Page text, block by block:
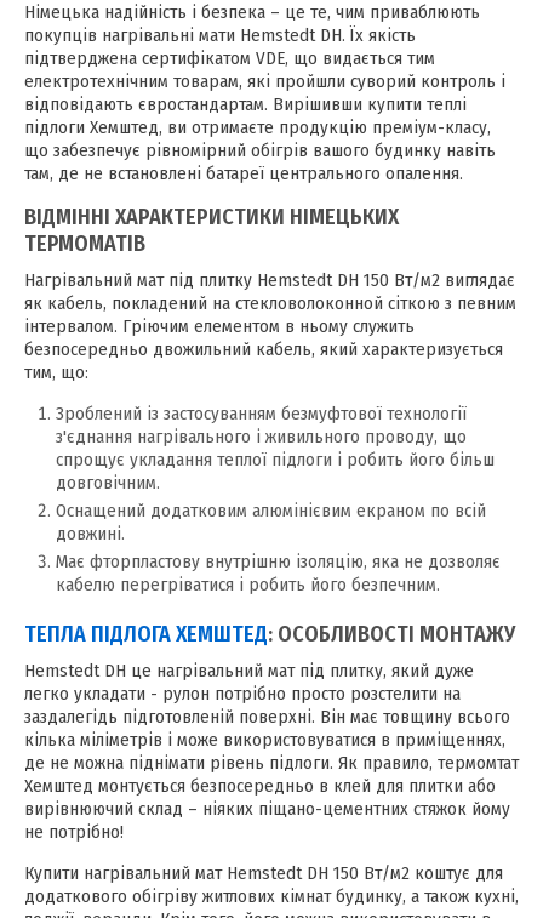
Німецька надійність і безпека – це те, чим приваблюють
покупців нагрівальні мати Hemstedt DH. Їх якість
підтверджена сертифікатом VDE, що видається тим
електротехнічним товарам, які пройшли суворий контроль і
відповідають євростандартам. Вирішивши купити теплі
підлоги Хемштед, ви отримаєте продукцію преміум-класу,
що забезпечує рівномірний обігрів вашого будинку навіть
там, де не встановлені батареї центрального опалення.
ВІДМІННІ ХАРАКТЕРИСТИКИ НІМЕЦЬКИХ
ТЕРМОМАТІВ
Нагрівальний мат під плитку Hemstedt DH 150 Вт/м2 виглядає
як кабель, покладений на стекловолоконной сіткою з певним
інтервалом. Гріючим елементом в ньому служить
безпосередньо двожильний кабель, який характеризується
тим, що:
Зроблений із застосуванням безмуфтової технології
з'єднання нагрівального і живильного проводу, що
спрощує укладання теплої підлоги і робить його більш
довговічним.
Оснащений додатковим алюмінієвим екраном по всій
довжині.
Має фторпластову внутрішню ізоляцію, яка не дозволяє
кабелю перегріватися і робить його безпечним.
ТЕПЛА ПІДЛОГА ХЕМШТЕД: ОСОБЛИВОСТІ МОНТАЖУ
Hemstedt DH це нагрівальний мат під плитку, який дуже
легко укладати - рулон потрібно просто розстелити на
заздалегідь підготовленій поверхні. Він має товщину всього
кілька міліметрів і може використовуватися в приміщеннях,
де не можна піднімати рівень підлоги. Як правило, термомтат
Хемштед монтується безпосередньо в клей для плитки або
вирівнюючий склад – ніяких піщано-цементних стяжок йому
не потрібно!
Купити нагрівальний мат Hemstedt DH 150 Вт/м2 коштує для
додаткового обігріву житлових кімнат будинку, а також кухні,